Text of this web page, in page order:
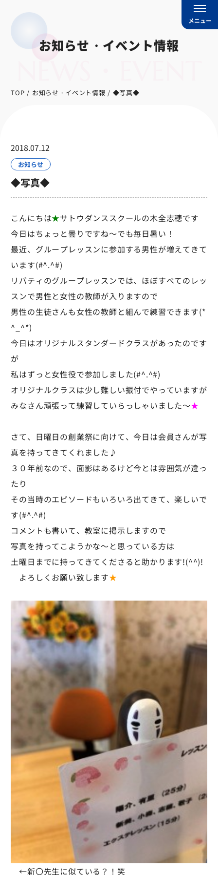
メニュー
お知らせ・イベント情報
TOP お知らせ・イベント情報 ◆写真◆
2018.07.12
お知らせ
◆写真◆
こんにちは★サトウダンススクールの木全志穂です
今日はちょっと曇りですね～でも毎日暑い！
最近、グループレッスンに参加する男性が増えてきて
います(#^.^#)
リバティのグループレッスンでは、ほぼすべてのレッ
スンで男性と女性の教師が入りますので
男性の生徒さんも女性の教師と組んで練習できます(*
^_^*)
今日はオリジナルスタンダードクラスがあったのです
が
私はずっと女性役で参加しました(#^.^#)
オリジナルクラスは少し難しい振付でやっていますが
みなさん頑張って練習していらっしゃいました～★
さて、日曜日の創業祭に向けて、今日は会員さんが写
真を持ってきてくれました♪
３０年前なので、面影はあるけど今とは雰囲気が違っ
たり
その当時のエピソードもいろいろ出てきて、楽しいで
す(#^.^#)
コメントも書いて、教室に掲示しますので
写真を持ってこようかな～と思っている方は
土曜日までに持ってきてくださると助かります!(^^)!
よろしくお願い致します★
←新〇先生に似ている？！笑